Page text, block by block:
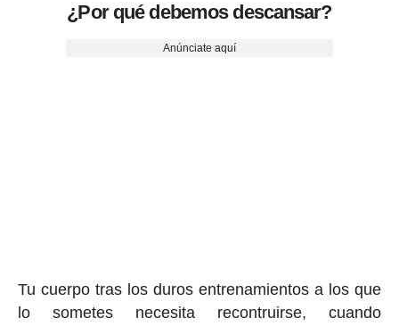
¿Por qué debemos descansar?
Anúnciate aquí
Tu cuerpo tras los duros entrenamientos a los que
lo sometes necesita recontruirse, cuando